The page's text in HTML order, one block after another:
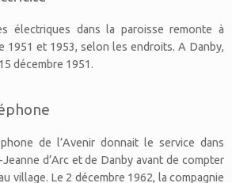
électriques dans la paroisse remonte à
1951 et 1953, selon les endroits. A Danby,
décembre 1951.
de l’Avenir donnait le service dans
d’Arc et de Danby avant de compter
village. Le 2 décembre 1962, la compagnie